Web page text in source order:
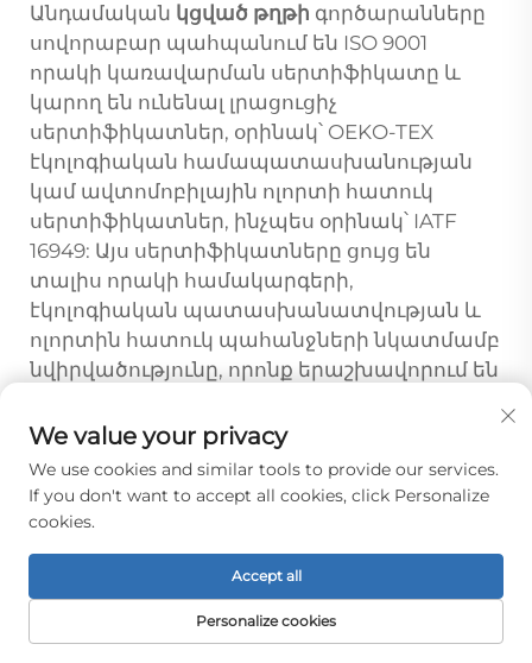
Անդամական կցված թղթի գործարանները
սովորաբար պահպանում են ISO 9001
որակի կառավարման սերտիֆիկատը և
կարող են ունենալ լրացուցիչ
սերտիֆիկատներ, օրինակ՝ OEKO-TEX
էկոլոգիական համապատասխանության
կամ ավտոմոբիլային ոլորտի հատուկ
սերտիֆիկատներ, ինչպես օրինակ՝ IATF
16949: Այս սերտիֆիկատները ցույց են
տալիս որակի համակարգերի,
էկոլոգիական պատասխանատվության և
ոլորտին հատուկ պահանջների նկատմամբ
նվիրվածությունը, որոնք երաշխավորում են
աշխատանքային ցուցանիշները:
Նախորդ։
Մեծածախ կապված թելի լուծումներ համաշխարհային կոշիկի արտադրողների համար
We value your privacy
We use cookies and similar tools to provide our services.
If you don't want to accept all cookies, click Personalize
cookies.
Personalize cookies
Accept all